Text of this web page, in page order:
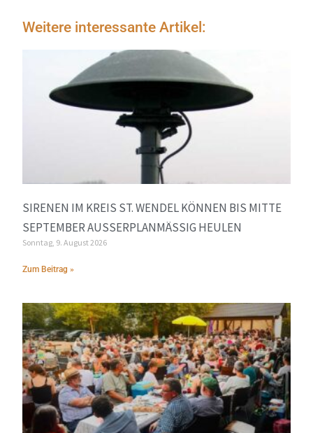
Weitere interessante Artikel:
SIRENEN IM KREIS ST. WENDEL KÖNNEN BIS MITTE
SEPTEMBER AUSSERPLANMÄSSIG HEULEN
Sonntag, 9. August 2026
Zum Beitrag »